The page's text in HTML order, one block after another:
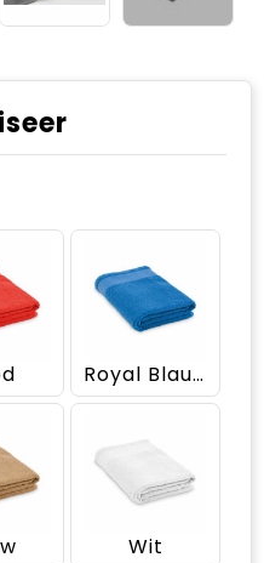
Royal Blauw
Wit